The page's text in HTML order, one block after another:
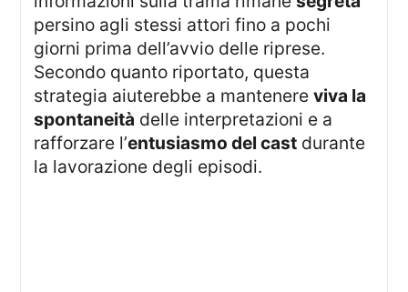
persino agli stessi attori fino a pochi
giorni prima dell’avvio delle riprese.
Secondo quanto riportato, questa
strategia aiuterebbe a mantenereviva la
spontaneità delle interpretazioni e a
rafforzare l’entusiasmo del cast durante
la lavorazione degli episodi.